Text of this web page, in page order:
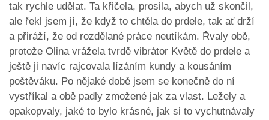
tak rychle udělat. Ta křičela, prosila, abych už skončil,
ale řekl jsem jí, že když to chtěla do prdele, tak ať drží
a přiráží, že od rozdělané práce neutíkám. Řvaly obě,
protože Olina vrážela tvrdě vibrátor Květě do prdele a
ještě ji navíc rajcovala lízáním kundy a kousáním
poštěváku. Po nějaké době jsem se konečně do ní
vystříkal a obě padly zmožené jak za vlast. Ležely a
opakopvaly, jaké to bylo krásné, jak si to vychutnávaly